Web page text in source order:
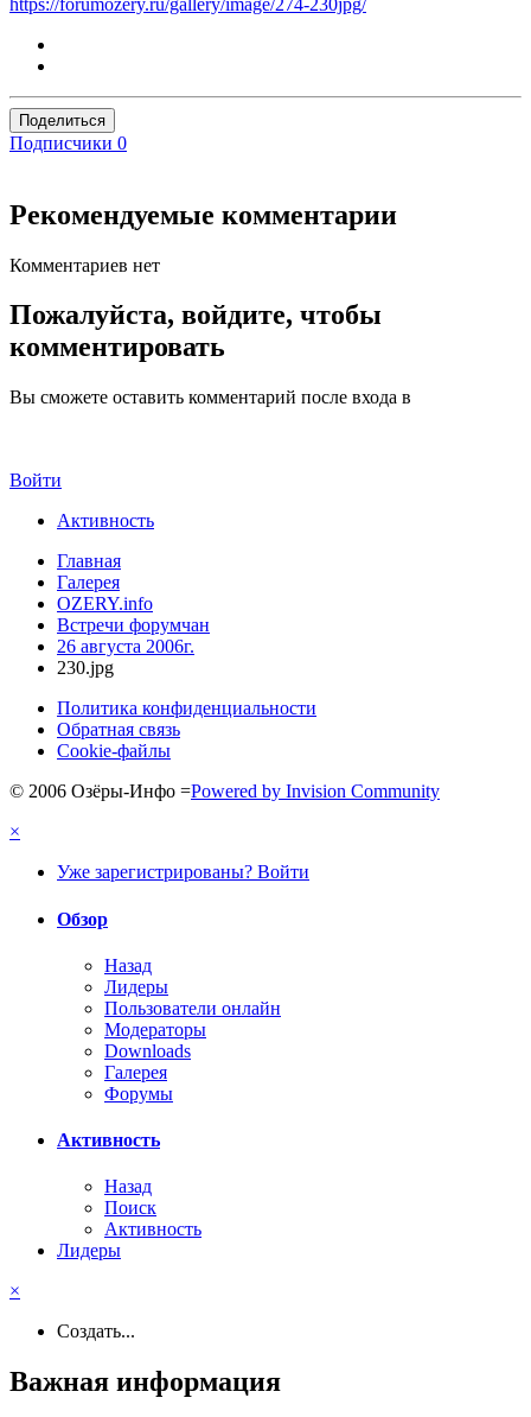
Поделиться
Подписчики 0
Рекомендуемые комментарии
Комментариев нет
Пожалуйста, войдите, чтобы
комментировать
Вы сможете оставить комментарий после входа в
Войти
Активность
Главная
Галерея
OZERY.info
Встречи форумчан
26 августа 2006г.
230.jpg
Политика конфиденциальности
Обратная связь
Cookie-файлы
© 2006 Озёры-Инфо =Powered by Invision Community
×
Уже зарегистрированы? Войти
Обзор
Назад
Лидеры
Пользователи онлайн
Модераторы
Downloads
Галерея
Форумы
Активность
Назад
Поиск
Активность
Лидеры
×
Создать...
Важная информация